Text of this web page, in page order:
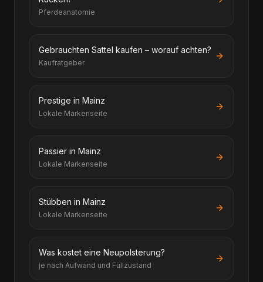
Pferdeanatomie
Gebrauchten Sattel kaufen – worauf achten?
Kaufratgeber
Prestige in Mainz
Lokale Markenseite
Passier in Mainz
Lokale Markenseite
Stübben in Mainz
Lokale Markenseite
Was kostet eine Neupolsterung?
je nach Aufwand und Füllzustand